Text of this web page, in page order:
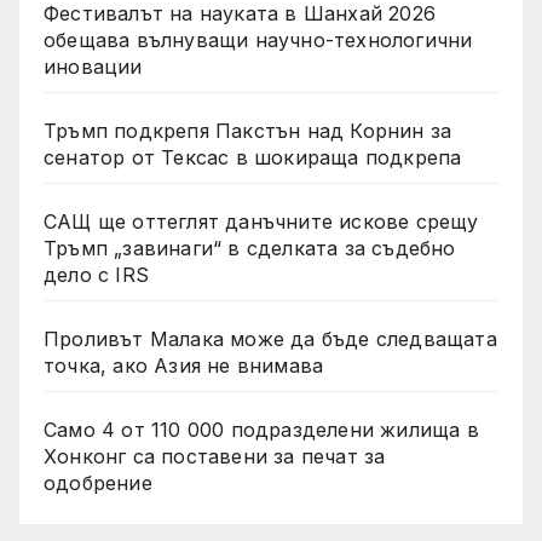
Фестивалът на науката в Шанхай 2026
обещава вълнуващи научно-технологични
иновации
Тръмп подкрепя Пакстън над Корнин за
сенатор от Тексас в шокираща подкрепа
САЩ ще оттеглят данъчните искове срещу
Тръмп „завинаги“ в сделката за съдебно
дело с IRS
Проливът Малака може да бъде следващата
точка, ако Азия не внимава
Само 4 от 110 000 подразделени жилища в
Хонконг са поставени за печат за
одобрение